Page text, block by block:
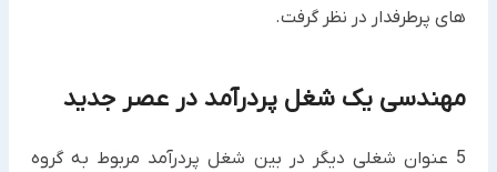
های پرطرفدار در نظر گرفت.
مهندسی یک شغل پردرآمد در عصر جدید
5 عنوان شغلی دیگر در بین شغل پردرآمد مربوط به گروه